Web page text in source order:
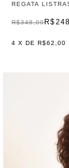
REGATA
R$348,00
4 X DER$62,00